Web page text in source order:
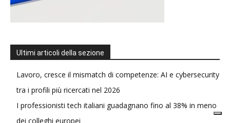
Ultimi articoli della sezione
Lavoro, cresce il mismatch di competenze: AI e cybersecurity
tra i profili più ricercati nel 2026
I professionisti tech italiani guadagnano fino al 38% in meno
dei colleghi europei